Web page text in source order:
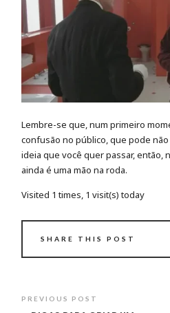
Lembre-se que, num primeiro
confusão no público, que pode
ideia que você quer passar, então,
ainda é uma mão na roda.
Visited 1 times, 1 visit(s) today
SHARE THIS POST
PREVIOUS POST